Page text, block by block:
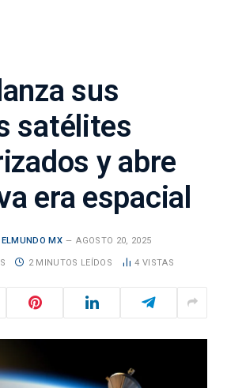
sus
satélites
y abre
era espacial
ELMUNDO MX AGOSTO 20, 2025
2 MINUTOS LEÍDOS 4 VISTAS